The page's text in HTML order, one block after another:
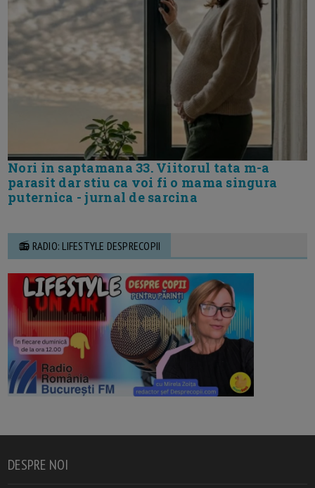
Nori in saptamana 33. Viitorul tata m-a
parasit dar stiu ca voi fi o mama singura
puternica - jurnal de sarcina
📻 RADIO: LIFESTYLE DESPRECOPII
DESPRE NOI